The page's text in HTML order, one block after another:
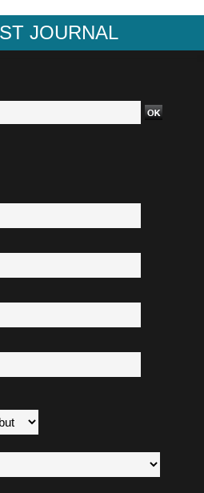
JOURNAL